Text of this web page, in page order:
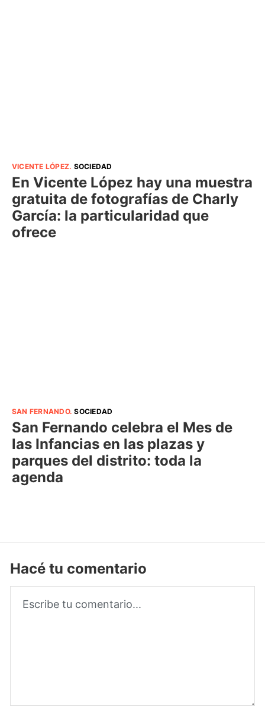
VICENTE LÓPEZ. SOCIEDAD
En Vicente López hay una muestra
gratuita de fotografías de Charly
García: la particularidad que
ofrece
SAN FERNANDO.SOCIEDAD
San Fernando celebra el Mes de
las Infancias en las plazas y
parques del distrito: toda la
agenda
Hacé tu comentario